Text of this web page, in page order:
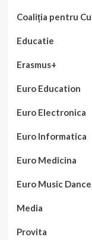
Coaliția pentru
Educatie
Erasmus+
Euro Education
Euro Electronica
Euro Informatica
Euro Medicina
Euro Music Dance
Media
Provita